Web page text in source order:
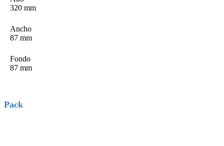
320 mm
Ancho
87 mm
Fondo
87 mm
Pack